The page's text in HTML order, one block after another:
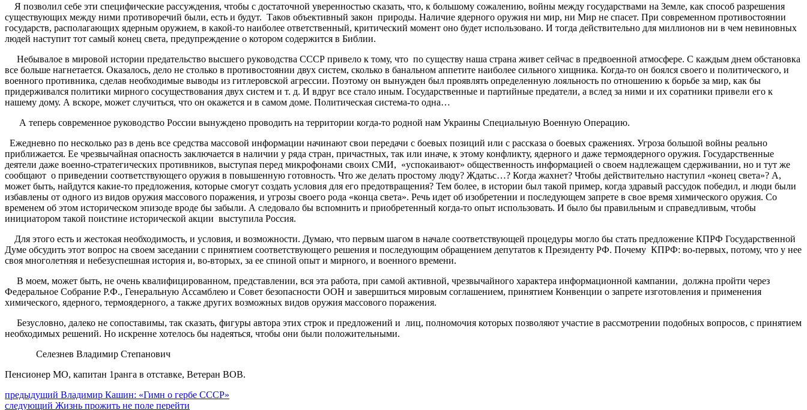
Я позволил себе эти специфические рассуждения, чтобы с достаточной уверенностью сказать, что, к большому сожалению, войны между государствами на Земле, как способ разрешения
существующих между ними противоречий были, есть и будут. Таков объективный закон природы. Наличие ядерного оружия ни мир, ни Мир не спасет. При современном противостоянии
государств, располагающих ядерным оружием, в какой-то наиболее ответственный, критический момент оно будет использовано. И тогда действительно для миллионов ни в чем невиновных
людей наступит тот самый конец света, предупреждение о котором содержится в Библии.
Небывалое в мировой истории предательство высшего руководства СССР привело к тому, что по существу наша страна живет сейчас в предвоенной атмосфере. С каждым днем обстановка
все больше нагнетается. Оказалось, дело не столько в противостоянии двух систем, сколько в банальном аппетите наиболее сильного хищника. Когда-то он боялся своего и политического, и
военного противника, сделав необходимые выводы из гитлеровской агрессии. Поэтому он вынужден был проявлять определенную лояльность по отношению к борьбе за мир, как бы
придерживался политики мирного сосуществования двух систем и т. д. И вдруг все стало иным. Государственные и партийные предатели, а вслед за ними и их соратники привели его к
нашему дому. А вскоре, может случиться, что он окажется и в самом доме. Политическая система-то одна…
А теперь современное руководство России вынуждено проводить на территории когда-то родной нам Украины Специальную Военную Операцию.
Ежедневно по несколько раз в день все средства массовой информации начинают свои передачи с боевых позиций или с рассказа о боевых сражениях. Угроза большой войны реально
приближается. Ее чрезвычайная опасность заключается в наличии у ряда стран, причастных, так или иначе, к этому конфликту, ядерного и даже термоядерного оружия. Государственные
деятели даже военно-стратегических противников, выступая перед микрофонами своих СМИ, «успокаивают» общественность информацией о своем надлежащем сдерживании, но и тут же
сообщают о приведении соответствующего оружия в повышенную готовность. Что же делать простому люду? Ждатьс…? Когда жахнет? Чтобы действительно наступил «конец света»? А,
может быть, найдутся какие-то предложения, которые смогут создать условия для его предотвращения? Тем более, в истории был такой пример, когда здравый рассудок победил, и люди были
избавлены от одного из видов оружия массового поражения, и угрозы своего рода «конца света». Речь идет об изобретении и последующем запрете в свое время химического оружия. Со
временем об этом историческом эпизоде вроде бы забыли. А следовало бы вспомнить и приобретенный когда-то опыт использовать. И было бы правильным и справедливым, чтобы
инициатором такой поистине исторической акции выступила Россия.
Для этого есть и жестокая необходимость, и условия, и возможности. Думаю, что первым шагом в начале соответствующей процедуры могло бы стать предложение КПРФ Государственной
Думе обсудить этот вопрос на своем заседании с принятием соответствующего решения и последующим обращением депутатов к Президенту РФ. Почему КПРФ: во-первых, потому, что у нее
своя многолетняя и небезуспешная история и, во-вторых, за ее спиной опыт и мирного, и военного времени.
В моем, может быть, не очень квалифицированном, представлении, вся эта работа, при самой активной, чрезвычайного характера информационной кампании, должна пройти через
Федеральное Собрание Р.Ф., Генеральную Ассамблею и Совет безопасности ООН и завершиться мировым соглашением, принятием Конвенции о запрете изготовления и применения
химического, ядерного, термоядерного, а также других возможных видов оружия массового поражения.
Безусловно, далеко не сопоставимы, так сказать, фигуры автора этих строк и предложений и лиц, полномочия которых позволяют участие в рассмотрении подобных вопросов, с принятием
необходимых решений. Но искренне хотелось бы надеяться, чтобы они были положительными.
Селезнев Владимир Степанович
Пенсионер МО, капитан 1ранга в отставке, Ветеран ВОВ.
Навигация
предыдущий Предыдущий
пост:
Владимир Кашин: «Гимн о гербе СССР»
следующий Следующее
Жизнь прожить не поле перейти